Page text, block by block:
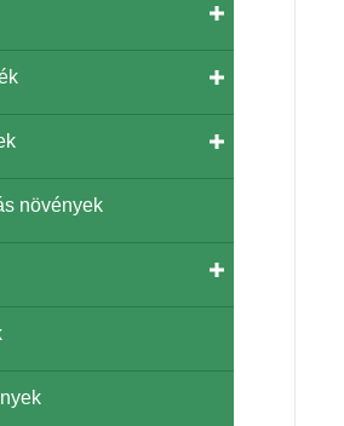
növények